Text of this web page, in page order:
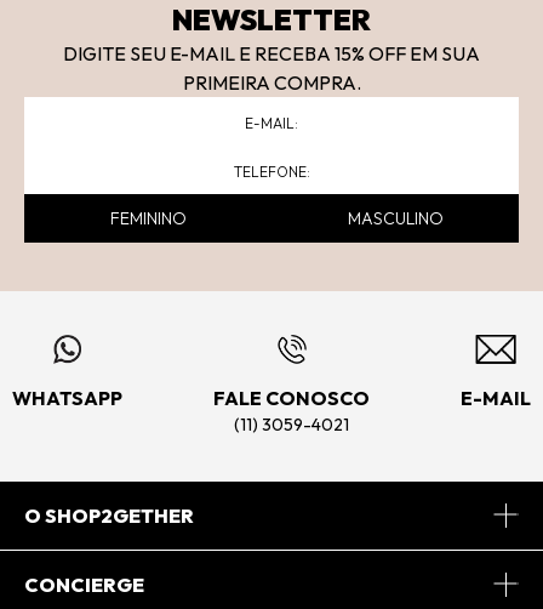
NEWSLETTER
DIGITE SEU E-MAIL E RECEBA 15% OFF EM SUA
PRIMEIRA COMPRA.
FEMININO MASCULINO
WHATSAPP FALE CONOSCO
(11) 3059-4021
E-MAIL
O SHOP2GETHER
Sobre Nós
CONCIERGE